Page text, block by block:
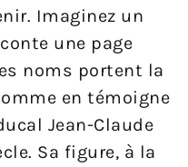
Imaginez un
une page
noms portent la
en témoigne
Jean-Claude
Sa figure, à la